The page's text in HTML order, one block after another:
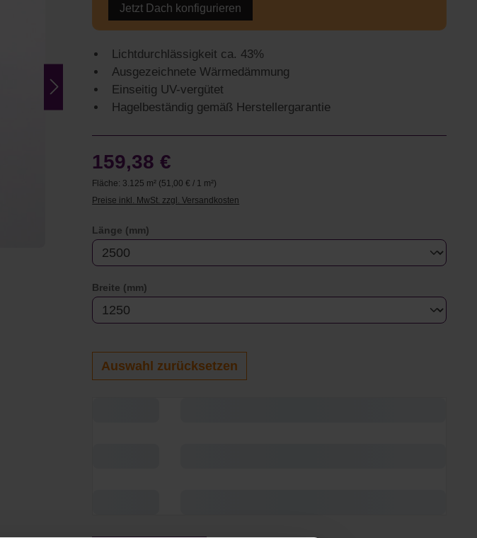
Jetzt Dach konfigurieren
Lichtdurchlässigkeit ca. 43%
Ausgezeichnete Wärmedämmung
Einseitig UV-vergütet
Hagelbeständig gemäß Herstellergarantie
159,38 €
Fläche: 3.125 m² (51,00 € / 1 m²)
Preise inkl. MwSt. zzgl. Versandkosten
Länge (mm)
Breite (mm)
Auswahl zurücksetzen